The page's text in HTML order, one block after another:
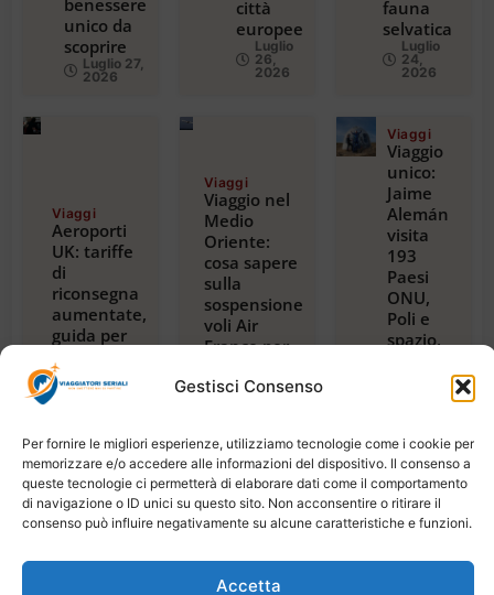
Gestisci Consenso
Per fornire le migliori esperienze, utilizziamo tecnologie come i cookie per
memorizzare e/o accedere alle informazioni del dispositivo. Il consenso a
queste tecnologie ci permetterà di elaborare dati come il comportamento
di navigazione o ID unici su questo sito. Non acconsentire o ritirare il
consenso può influire negativamente su alcune caratteristiche e funzioni.
Accetta
unico da
scoprire
Luglio 27,
2026
città
europee
Luglio
26,
2026
fauna
selvatica
Luglio
24,
2026
Viaggi
Aeroporti
UK: tariffe
di
riconsegna
aumentate,
guida per
2024
Luglio 23,
Viaggi
Viaggio nel
Medio
Oriente:
cosa sapere
sulla
sospensione
voli Air
France per
Dubai e
2026
Viaggi
Viaggio
unico:
Jaime
Alemán
visita
193
Paesi
ONU,
Poli e
spazio,
Tanzania
Luglio
21,
2026